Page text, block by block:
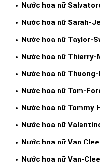
Nước hoa nữ
Nước hoa nữ Sarah-
Nước hoa nữ Taylor-
Nước hoa nữ Thierry-
Nước hoa nữ
Nước hoa nữ Tom-
Nước hoa nữ Tommy
Nước hoa nữ
Nước hoa nữ Van
Nước hoa nữ Van-